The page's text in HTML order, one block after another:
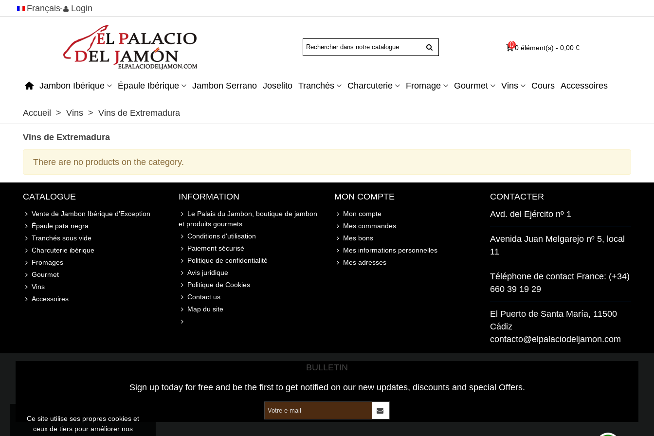
Français Login
00 élément(s) - 0,00 €
Jambon Ibérique Épaule Ibérique Jambon Serrano Joselito Tranchés Charcuterie Fromage Gourmet Vins Cours Accessoires
Accueil > Vins > Vins de Extremadura
Vins de Extremadura
There are no products on the category.
CATALOGUE
Vente de Jambon Ibérique d'Exception
Épaule pata negra
Tranchés sous vide
Charcuterie ibérique
Fromages
Gourmet
Vins
Accessoires
INFORMATION
Le Palais du Jambon, boutique de jambon
et produits gourmets
Conditions d'utilisation
Paiement sécurisé
Politique de confidentialité
Avis juridique
Politique de Cookies
Contact us
Map du site
MON COMPTE
Mon compte
Mes commandes
Mes bons
Mes informations personnelles
Mes adresses
CONTACTER
Avd. del Ejército nº 1
Avenida Juan Melgarejo nº 5, local
11
Téléphone de contact France: (+34)
660 39 19 29
El Puerto de Santa María, 11500
Cádiz
contacto@elpalaciodeljamon.com
Ce site utilise ses propres cookies et
ceux de tiers pour améliorer nos
BULLETIN
Sign up today for free and be the first to get notified on our new updates, discounts and special Offers.